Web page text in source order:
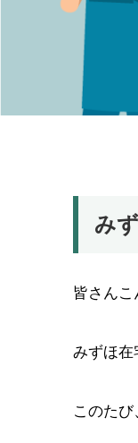
み
皆さんこ
みずほ在
このた